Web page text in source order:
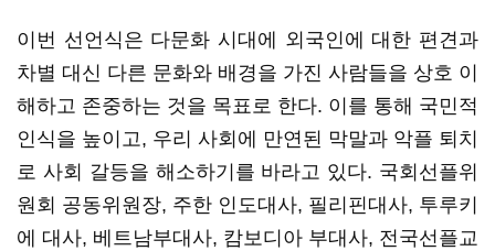
이번 선언식은 다문화 시대에 외국인에 대한 편견과
차별 대신 다른 문화와 배경을 가진 사람들을 상호 이
해하고 존중하는 것을 목표로 한다. 이를 통해 국민적
인식을 높이고, 우리 사회에 만연된 막말과 악플 퇴치
로 사회 갈등을 해소하기를 바라고 있다. 국회선플위
원회 공동위원장, 주한 인도대사, 필리핀대사, 투루키
에 대사, 베트남부대사, 캄보디아 부대사, 전국선플교